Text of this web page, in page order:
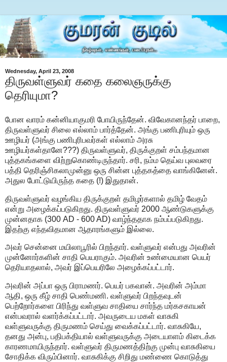
Wednesday, April 23, 2008
திருவள்ளுவர் கதை கலைஞருக்கு
தெரியுமா?
போன வாரம் கன்னியாகுமரி போயிருந்தேன். விவேகானந்தர் பாறை,
திருவள்ளுவர் சிலை எல்லாம் பார்த்தேன். அங்கு பணிபுரியும் ஒரு
ஊழியர் (அங்கு பணிபுரிபவர்கள் எல்லாம் அரசு
ஊழியர்கள்தானே???) திருவள்ளுவர், திருக்குறள் சம்பந்தமான
புத்தகங்களை விற்றுகொண்டிருந்தார். சரி, நம்ம தெய்வ புலவரை
பத்தி தெரிஞ்சிகலாமுன்னு ஒரு சின்ன புத்தகத்தை வாங்கினேன்.
அதுல போட்டுயிருந்த கதை (!) இதுதான்.
திருவள்ளுவர் வழங்கிய திருக்குறள் தமிழர்களால் தமிழ் வேதம்
என்று அழைக்கப்படுகிறது. திருவள்ளுவர் 2000 ஆண்டுகளுக்கு
முன்னதாக (300 AD - 600 AD) வாழ்ந்ததாக நம்பப்படுகிறது.
இதற்கு எந்தவிதமான ஆதாரங்களும் இல்லை.
அவர் சென்னை மயிலாபூரில் பிறந்தார். வள்ளுவர் என்பது அவரின்
முன்னோர்களின் சாதி பெயராகும். அவரின் உண்மையான பெயர்
தெரியாதலால், அவர் இப்பெயரிலே அழைக்கப்பட்டார்.
அவரின் அப்பா ஒரு பிராமணர். பெயர் பகவான். அவரின் அம்மா
ஆதி, ஒரு கீழ் சாதி பெண்மணி. வள்ளுவர் பிறந்தவுடன்
பெற்றோர்களை பிரிந்து வள்ளுவ சாதியை சார்ந்த மர்கசகாயன்
என்பவரால் வளர்க்கப்பட்டார். அவருடைய மகள் வாசுகி
வள்ளுவருக்கு திருமணம் செய்து வைக்கப்பட்டார். வாசுகியே,
தனது அன்பு, பதிபக்தியால் வள்ளுவருக்கு அடையாளம் கிடைக்க
காரணமாயிருந்தார். வள்ளுவர் திருமணத்திற்கு முன்பு வாசுகியை
சோதிக்க விரும்பினார். வாசுகிக்கு சிறிது மண்ணை கொடுத்து